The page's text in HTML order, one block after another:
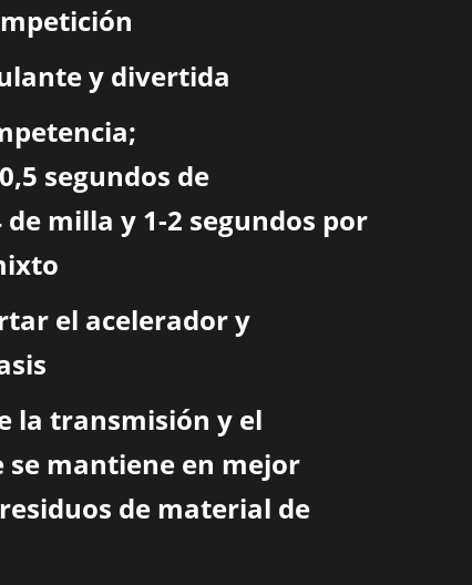
y divertida
segundos de
milla y 1-2 segundos por
el acelerador y
la transmisión y el
se mantiene en mejor
de material de